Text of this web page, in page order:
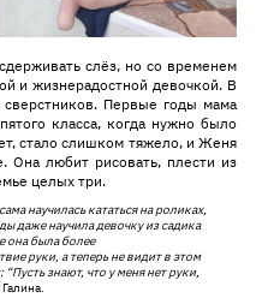
слёз, но со временем
и жизнерадостной девочкой. В
Первые годы мама
класса, когда нужно было
стало слишком тяжело, и Женя
Она любит рисовать, плести из
целых три.
научилась кататься на роликах,
даже научила девочку из садика
она была более
руки, а теперь не видит в этом
“Пусть знают, что у меня нет руки,